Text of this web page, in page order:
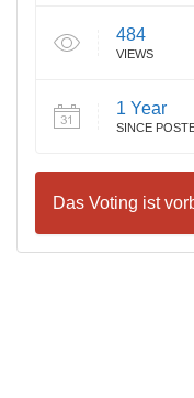
484
VIEWS
1 Year
SINCE
Das Voting ist